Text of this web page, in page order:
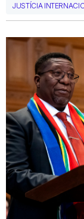
JUSTÍCIA